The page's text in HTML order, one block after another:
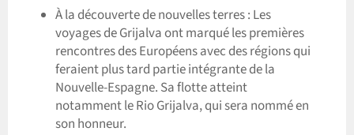
À la découverte de nouvelles terres : Les
voyages de Grijalva ont marqué les premières
rencontres des Européens avec des régions qui
feraient plus tard partie intégrante de la
Nouvelle-Espagne. Sa flotte atteint
notamment le Rio Grijalva, qui sera nommé en
son honneur.